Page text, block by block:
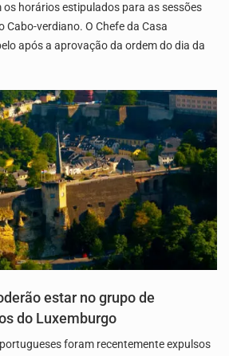
horários estipulados para as sessões
Cabo-verdiano. O Chefe da Casa
após a aprovação da ordem do dia da
estar no grupo de
do Luxemburgo
foram recentemente expulsos